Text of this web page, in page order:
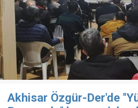
Akhisar Özgür-Der'de